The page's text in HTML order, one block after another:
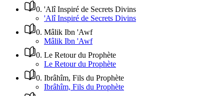
0. 'Alî Inspiré de Secrets Divins
'Alî Inspiré de Secrets Divins
0. Mâlik Ibn 'Awf
Mâlik Ibn 'Awf
0. Le Retour du Prophète
Le Retour du Prophète
0. Ibrâhîm, Fils du Prophète
Ibrâhîm, Fils du Prophète